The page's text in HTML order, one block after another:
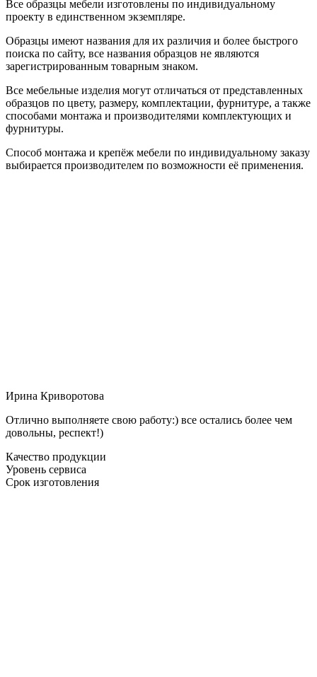
Все образцы мебели изготовлены по индивидуальному
проекту в единственном экземпляре.
Образцы имеют названия для их различия и более быстрого
поиска по сайту, все названия образцов не являются
зарегистрированным товарным знаком.
Все мебельные изделия могут отличаться от представленных
образцов по цвету, размеру, комплектации, фурнитуре, а также
способами монтажа и производителями комплектующих и
фурнитуры.
Способ монтажа и крепёж мебели по индивидуальному заказу
выбирается производителем по возможности её применения.
Ирина Криворотова
Отлично выполняете свою работу:) все остались более чем
довольны, респект!)
Качество продукции
Уровень сервиса
Срок изготовления